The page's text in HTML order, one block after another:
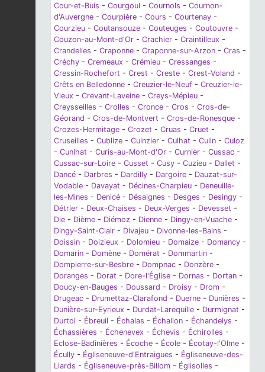
Cour-et-Buis - Courgoul - Cournols - Cournon-
d'Auvergne - Courpière - Cours - Courtenay -
Courzieu - Coutansouze - Couteuges - Coutouvre -
Couzon-au-Mont-d'Or - Crachier - Craintilleux -
Crandelles - Craponne - Craponne-sur-Arzon - Cras -
Créchy - Cremeaux - Crémieu - Cressanges -
Cressin-Rochefort - Crest - Creste - Crest-Voland -
Crêts en Belledonne - Creuzier-le-Neuf - Creuzier-le-
Vieux - Crevant-Laveine - Creys-Mépieu -
Creysseilles - Crolles - Cronce - Cros - Cros-de-
Géorand - Cros-de-Montvert - Cros-de-Ronesque -
Crozes-Hermitage - Crozet - Cruas - Cruet -
Cruseilles - Cublize - Cuinzier - Culhat - Culin - Culoz
- Cunlhat - Curis-au-Mont-d'Or - Curnier - Cussac -
Cussac-sur-Loire - Cusset - Cusy - Cuzieu - Dallet -
Dancé - Darbres - Dardilly - Dargoire - Dauzat-sur-
Vodable - Davayat - Décines-Charpieu - Deneuille-
les-Mines - Denicé - Désaignes - Desges - Desingy -
Détrier - Deux-Chaises - Deux-Verges - Devesset -
Die - Dième - Diémoz - Dienne - Dingy-en-Vuache -
Dingy-Saint-Clair - Divajeu - Divonne-les-Bains -
Doissin - Doizieux - Dolomieu - Domaize - Domancy -
Domarin - Domène - Domérat - Dommartin -
Dompierre-sur-Besbre - Dompnac - Donzère -
Doranges - Dorat - Dore-l'Église - Dornas - Dortan -
Doucy-en-Bauges - Doussard - Droisy - Drom -
Drugeac - Drumettaz-Clarafond - Duerne - Dunières -
Dunière-sur-Eyrieux - Durdat-Larequille - Durmignat -
Durtol - Ébreuil - Échalas - Échallon - Échandelys -
Échassières - Échenevex - Échevis - Échirolles -
Eclose-Badinières - Écoche - École - Écotay-l'Olme -
Écully - Égliseneuve-d'Entraigues - Égliseneuve-des-
Liards - Égliseneuve-près-Billom - Églisolles -